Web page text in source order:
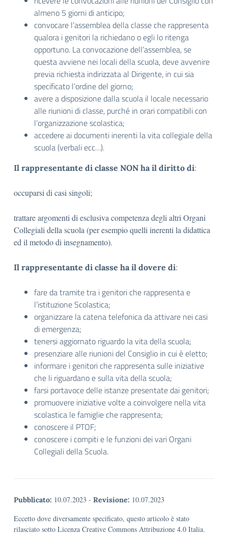
almeno 5 giorni di anticipo;
convocare l’assemblea della classe che rappresenta
qualora i genitori la richiedano o egli lo ritenga
opportuno. La convocazione dell’assemblea, se
questa avviene nei locali della scuola, deve avvenire
previa richiesta indirizzata al Dirigente, in cui sia
specificato l’ordine del giorno;
avere a disposizione dalla scuola il locale necessario
alle riunioni di classe, purché in orari compatibili con
l’organizzazione scolastica;
accedere ai documenti inerenti la vita collegiale della
scuola (verbali ecc…).
Il rappresentante di classe NON ha il diritto di:
occuparsi di casi singoli;
trattare argomenti di esclusiva competenza degli altri Organi
Collegiali della scuola (per esempio quelli inerenti la didattica
ed il metodo di insegnamento).
Il rappresentante di classe ha il dovere di:
fare da tramite tra i genitori che rappresenta e
l’istituzione Scolastica;
organizzare la catena telefonica da attivare nei casi
di emergenza;
tenersi aggiornato riguardo la vita della scuola;
presenziare alle riunioni del Consiglio in cui è eletto;
informare i genitori che rappresenta sulle iniziative
che li riguardano e sulla vita della scuola;
farsi portavoce delle istanze presentate dai genitori;
promuovere iniziative volte a coinvolgere nella vita
scolastica le famiglie che rappresenta;
conoscere il PTOF;
conoscere i compiti e le funzioni dei vari Organi
Collegiali della Scuola.
Pubblicato: 10.07.2023 - Revisione: 10.07.2023
Eccetto dove diversamente specificato, questo articolo è stato
rilasciato sotto Licenza Creative Commons Attribuzione 4.0 Italia.